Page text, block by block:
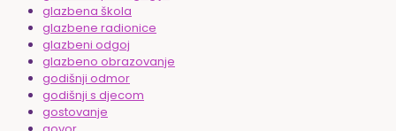
glazbena škola
glazbene radionice
glazbeni odgoj
glazbeno obrazovanje
godišnji odmor
godišnji s djecom
gostovanje